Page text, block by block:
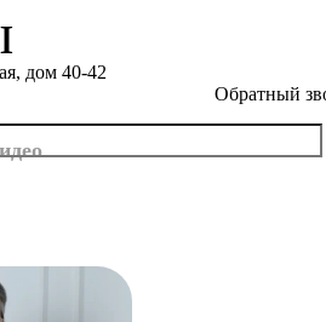
дом 40-42
Обратный